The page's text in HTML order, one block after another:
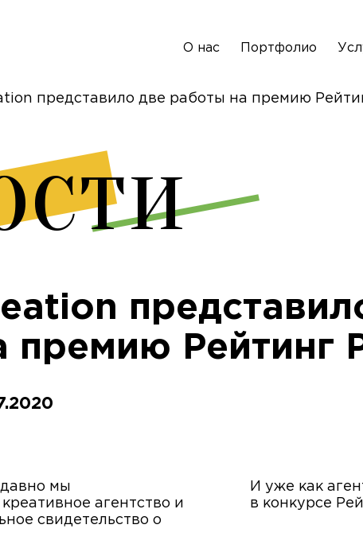
О нас Портфолио
представило две работы на премию
премию Рейтинг
мы
агентство и
свидетельство о
И уже как
в конкурсе